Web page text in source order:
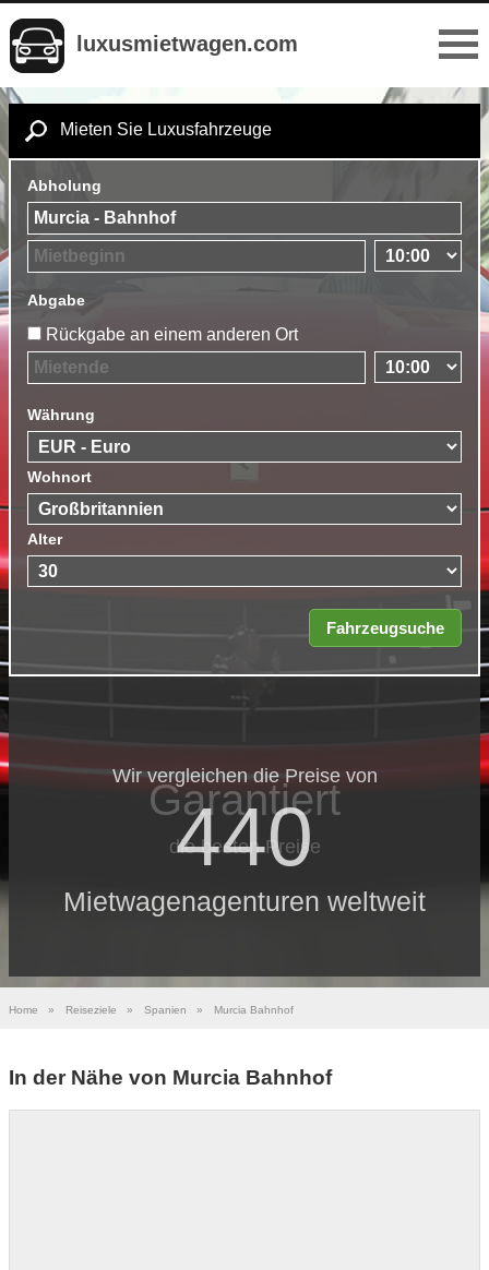
luxusmietwagen.com
Mieten Sie Luxusfahrzeuge
Abholung
Abgabe
Rückgabe an einem anderen Ort
Währung
Wohnort
Alter
Wir vergleichen die Preise von
440
Mietwagenagenturen weltweit
Garantiert
die besten Preise
Home » Reiseziele » Spanien » Murcia Bahnhof
In der Nähe von Murcia Bahnhof